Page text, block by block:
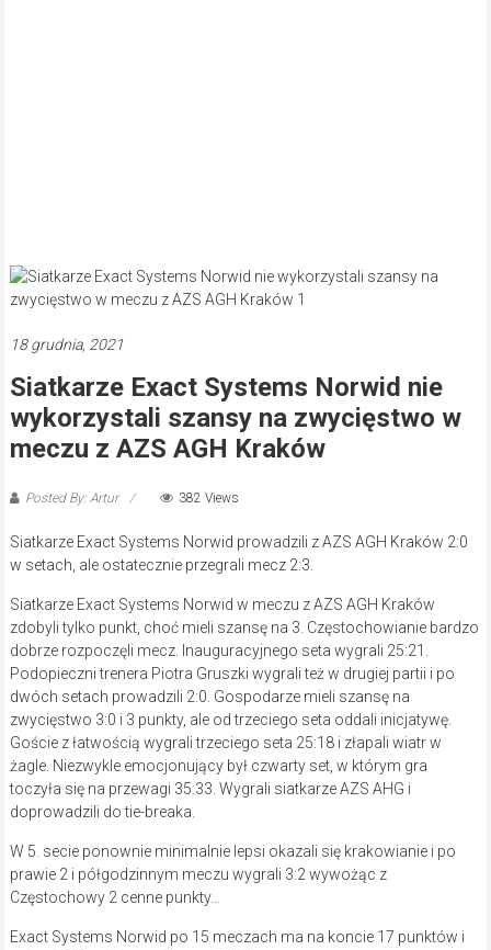
18 grudnia, 2021
Siatkarze Exact Systems Norwid nie
wykorzystali szansy na zwycięstwo w
meczu z AZS AGH Kraków
Posted By: Artur 382 Views
Siatkarze Exact Systems Norwid prowadzili z AZS AGH Kraków 2:0
w setach, ale ostatecznie przegrali mecz 2:3.
Siatkarze Exact Systems Norwid w meczu z AZS AGH Kraków
zdobyli tylko punkt, choć mieli szansę na 3. Częstochowianie bardzo
dobrze rozpoczęli mecz. Inauguracyjnego seta wygrali 25:21.
Podopieczni trenera Piotra Gruszki wygrali też w drugiej partii i po
dwóch setach prowadzili 2:0. Gospodarze mieli szansę na
zwycięstwo 3:0 i 3 punkty, ale od trzeciego seta oddali inicjatywę.
Goście z łatwością wygrali trzeciego seta 25:18 i złapali wiatr w
żagle. Niezwykle emocjonujący był czwarty set, w którym gra
toczyła się na przewagi 35:33. Wygrali siatkarze AZS AHG i
doprowadzili do tie-breaka.
W 5. secie ponownie minimalnie lepsi okazali się krakowianie i po
prawie 2 i półgodzinnym meczu wygrali 3:2 wywożąc z
Częstochowy 2 cenne punkty…
Exact Systems Norwid po 15 meczach ma na koncie 17 punktów i